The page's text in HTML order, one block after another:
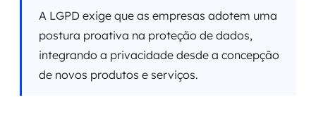
A LGPD exige que as empresas adotem uma
postura proativa na proteção de dados,
integrando a privacidade desde a concepção
de novos produtos e serviços.